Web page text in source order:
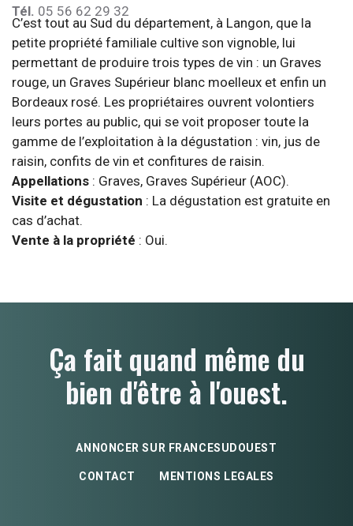
Tél. 05 56 62 29 32
C’est tout au Sud du département, à Langon, que la
petite propriété familiale cultive son vignoble, lui
permettant de produire trois types de vin : un Graves
rouge, un Graves Supérieur blanc moelleux et enfin un
Bordeaux rosé. Les propriétaires ouvrent volontiers
leurs portes au public, qui se voit proposer toute la
gamme de l’exploitation à la dégustation : vin, jus de
raisin, confits de vin et confitures de raisin.
Appellations : Graves, Graves Supérieur (AOC).
Visite et dégustation : La dégustation est gratuite en
cas d’achat.
Vente à la propriété : Oui.
Ça fait quand même du
bien d'être à l'ouest.
ANNONCER SUR FRANCESUDOUEST
CONTACT MENTIONS LEGALES